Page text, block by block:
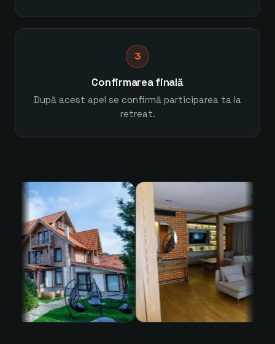
3
Confirmarea finală
După acest apel se confirmă participarea ta la
retreat.